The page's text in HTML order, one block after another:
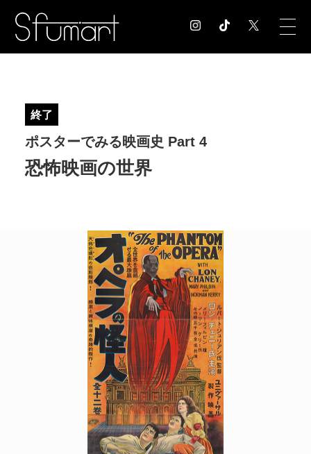
EXHIBITION 展覧会情報
MUSEUM
CONTACT お問合せ
POLICY COMPANY
終了
ポスターでみる映画史 Part 4
恐怖映画の世界